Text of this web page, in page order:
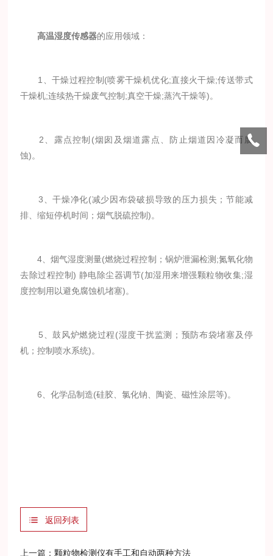
高温湿度传感器的应用领域：
1、干燥过程控制(喷雾干燥机优化;直接火干燥;传送带式
干燥机;连续热干燥废气控制;真空干燥;蒸汽干燥等)。
2、露点控制(烟囱及烟道露点、防止烟道因冷凝而腐
蚀)。
3、干燥净化(减少因布袋破损导致的压力损失；节能减
排、缩短停机时间；烟气脱硫控制)。
4、烟气湿度测量(燃烧过程控制；锅炉泄漏检测;氮氧化物
去除过程控制) 静电除尘器调节(加湿用来增强颗粒物收集;湿
度控制用以避免腐蚀机堵塞)。
5、鼓风炉燃烧过程(湿度干扰监测；预防布袋堵塞及停
机；控制喷水系统)。
6、化学品制造(硅胶、氯化钠、陶瓷、磁性涂层等)。
返回列表
上一篇：颗粒物检测仪有手工和自动两种方法